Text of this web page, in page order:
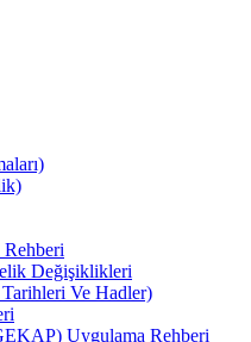
Rehberi
Değişiklikleri
Ve Hadler)
Uygulama Rehberi